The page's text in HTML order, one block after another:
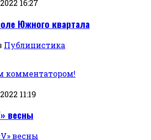
16:27
Южного квартала
Публицистика
комментатором!
11:19
весны